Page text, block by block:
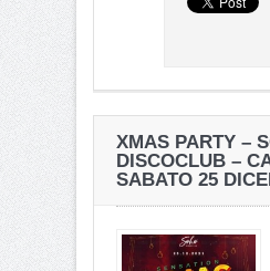
XMAS PARTY –
DISCOCLUB –
SABATO 25